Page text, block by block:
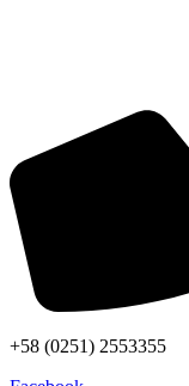
+58 (0251) 2553355